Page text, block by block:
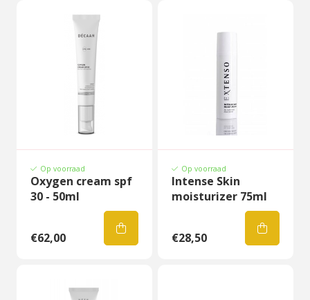
Op voorraad
Oxygen cream spf
30 - 50ml
€62,00
Op voorraad
Intense Skin
moisturizer 75ml
€28,50